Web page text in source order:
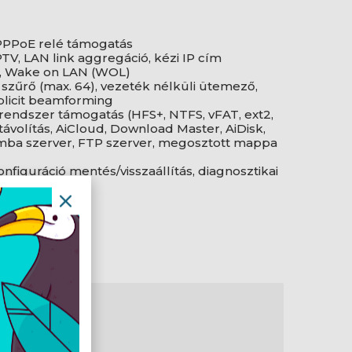
relé támogatás
LAN link aggregáció, kézi IP cím
on LAN (WOL)
szűrő (max. 64), vezeték nélküli ütemező,
beamforming
támogatás (HFS+, NTFS, vFAT, ext2,
AiCloud, Download Master, AiDisk,
szerver, FTP szerver, megosztott mappa
mentés/visszaállítás, diagnosztikai
napló
6 (802.11ax)